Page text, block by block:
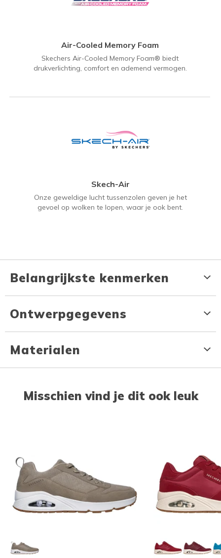
Air-Cooled Memory Foam
Skechers Air-Cooled Memory Foam® biedt
drukverlichting, comfort en ademend vermogen.
Skech-Air
Onze geweldige lucht tussenzolen geven je het
gevoel op wolken te lopen, waar je ook bent.
Belangrijkste kenmerken
Ontwerpgegevens
Materialen
Misschien vind je dit ook leuk